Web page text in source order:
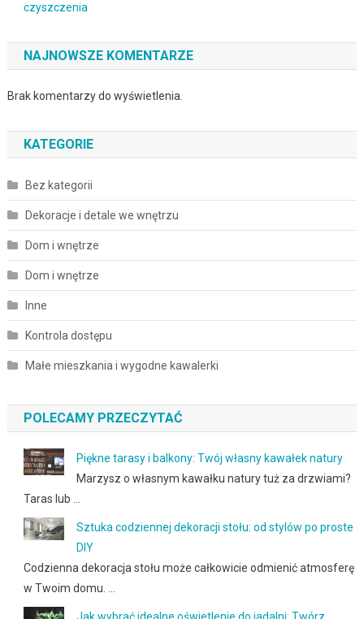
czyszczenia
NAJNOWSZE KOMENTARZE
Brak komentarzy do wyświetlenia.
KATEGORIE
Bez kategorii
Dekoracje i detale we wnętrzu
Dom i wnętrze
Dom i wnętrze
Inne
Kontrola dostępu
Małe mieszkania i wygodne kawalerki
POLECAMY PRZECZYTAĆ
Piękne tarasy i balkony: Twój własny kawałek natury
Marzysz o własnym kawałku natury tuż za drzwiami?
Taras lub …
Sztuka codziennej dekoracji stołu: od stylów po proste
DIY
Codzienna dekoracja stołu może całkowicie odmienić atmosferę
w Twoim domu. …